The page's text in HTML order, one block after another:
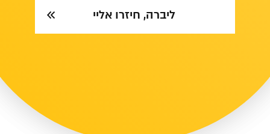
ליברה, חיזרו אליי